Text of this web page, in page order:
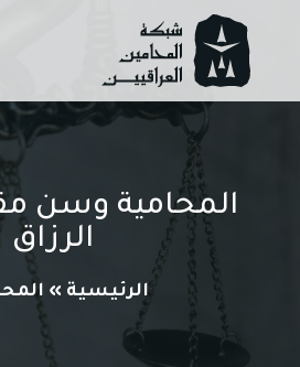
content
المحامية وسن
الرزاق
الرئيسية »